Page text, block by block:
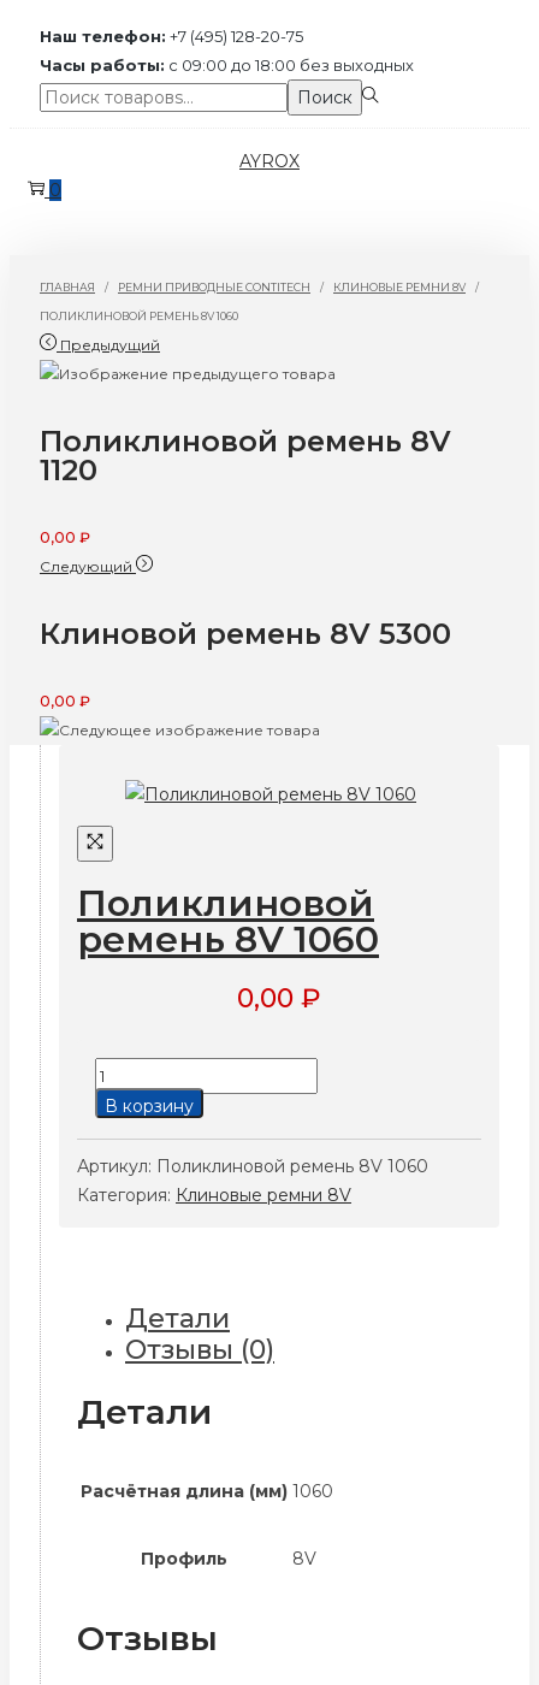
Наш телефон: +7 (495) 128-20-75
Часы работы: с 09:00 до 18:00 без выходных
Поиск:>
Поиск
к
к
AYROX
0
ГЛАВНАЯ / РЕМНИ ПРИВОДНЫЕ CONTITECH / КЛИНОВЫЕ РЕМНИ 8V /
ПОЛИКЛИНОВОЙ РЕМЕНЬ 8V 1060
Предыдущий
Поликлиновой ремень 8V
1120
0,00 ₽
Следующий
Клиновой ремень 8V 5300
0,00 ₽
Поликлиновой
ремень 8V 1060
0,00 ₽
Количество
товара
ремень
8V
В корзину
Артикул: Поликлиновой ремень 8V 1060
Категория: Клиновые ремни 8V
Детали
Отзывы (0)
Детали
Расчётная длина (мм) 1060
Профиль 8V
Отзывы